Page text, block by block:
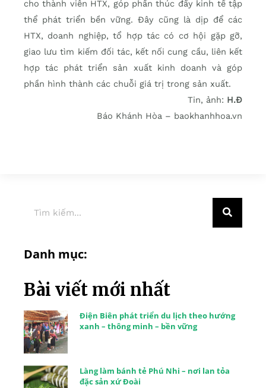
cho thành viên HTX, góp phần thúc đẩy kinh tế tập
thể phát triển bền vững. Đây cũng là dịp để các
HTX, doanh nghiệp, tổ hợp tác có cơ hội gặp gỡ,
giao lưu tìm kiếm đối tác, kết nối cung cầu, liên kết
hợp tác phát triển sản xuất kinh doanh và góp
phần hình thành các chuỗi giá trị trong sản xuất.
Tin, ảnh: H.Đ
Báo Khánh Hòa – baokhanhhoa.vn
Danh mục:
Bài viết mới nhất
Điện Biên phát triển du lịch theo hướng
xanh – thông minh – bền vững
Làng làm bánh tẻ Phú Nhi – nơi lan tỏa
đặc sản xứ Đoài